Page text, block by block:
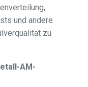
und andere
zu
AM-